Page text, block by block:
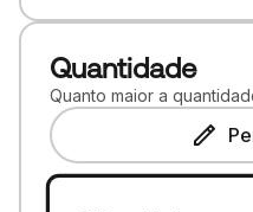
Quantidade
Quanto maior a